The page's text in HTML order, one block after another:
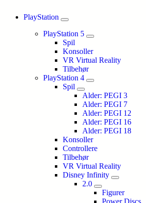
PlayStation
PlayStation 5
Spil
Konsoller
VR Virtual Reality
Tilbehør
PlayStation 4
Spil
Alder: PEGI 3
Alder: PEGI 7
Alder: PEGI 12
Alder: PEGI 16
Alder: PEGI 18
Konsoller
Controllere
Tilbehør
VR Virtual Reality
Disney Infinity
2.0
Figurer
Power Discs